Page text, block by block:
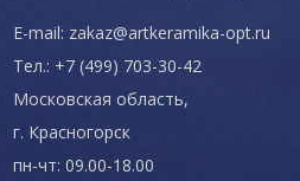
E-mail: zakaz@artkeramika-opt.ru
Тел.: +7 (499) 703-30-42
Московская область,
г. Красногорск
пн-чт: 09.00-18.00